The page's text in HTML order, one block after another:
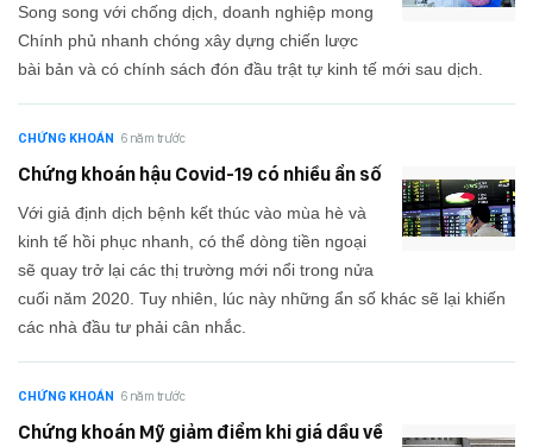
Song song với chống dịch, doanh nghiệp mong
Chính phủ nhanh chóng xây dựng chiến lược
bài bản và có chính sách đón đầu trật tự kinh tế mới sau dịch.
CHỨNG KHOÁN 6 năm trước
Chứng khoán hậu Covid-19 có nhiều ẩn số
Với giả định dịch bệnh kết thúc vào mùa hè và
kinh tế hồi phục nhanh, có thể dòng tiền ngoại
sẽ quay trở lại các thị trường mới nổi trong nửa
cuối năm 2020. Tuy nhiên, lúc này những ẩn số khác sẽ lại khiến
các nhà đầu tư phải cân nhắc.
CHỨNG KHOÁN 6 năm trước
Chứng khoán Mỹ giảm điểm khi giá dầu về